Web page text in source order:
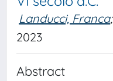
Landucci, Franca;
2023
Abstract